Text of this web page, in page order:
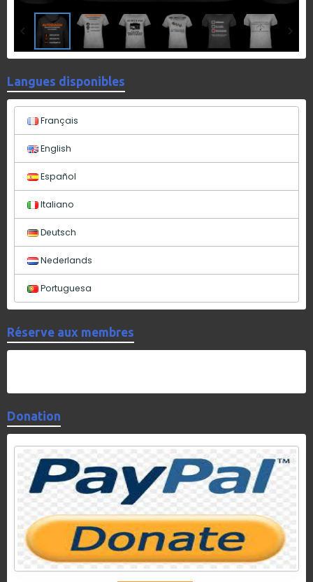
Langues disponibles
Français
English
Español
Italiano
Deutsch
Nederlands
Portuguesa
Réserve aux membres
Donation